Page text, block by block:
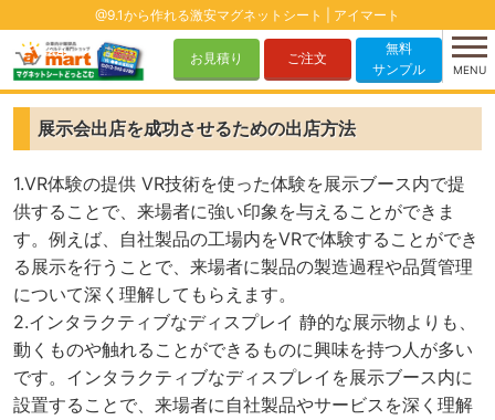
@9.1から作れる激安マグネットシート | アイマート
お見積り ご注文
無料
サンプル
MENU
展示会出店を成功させるための出店方法
1.VR体験の提供 VR技術を使った体験を展示ブース内で提
供することで、来場者に強い印象を与えることができま
す。例えば、自社製品の工場内をVRで体験することができ
る展示を行うことで、来場者に製品の製造過程や品質管理
について深く理解してもらえます。
2.インタラクティブなディスプレイ 静的な展示物よりも、
動くものや触れることができるものに興味を持つ人が多い
です。インタラクティブなディスプレイを展示ブース内に
設置することで、来場者に自社製品やサービスを深く理解